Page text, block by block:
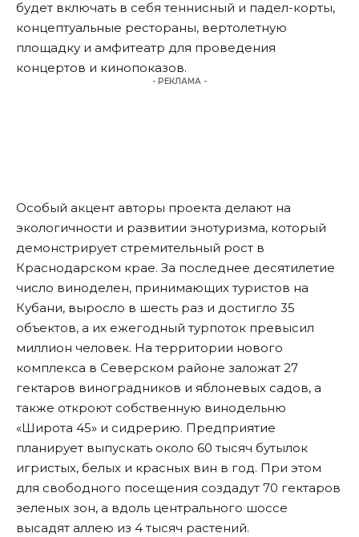
будет включать в себя теннисный и падел-корты,
концептуальные рестораны, вертолетную
площадку и амфитеатр для проведения
концертов и кинопоказов.
- РЕКЛАМА -
Особый акцент авторы проекта делают на
экологичности и развитии энотуризма, который
демонстрирует стремительный рост в
Краснодарском крае. За последнее десятилетие
число виноделен, принимающих туристов на
Кубани, выросло в шесть раз и достигло 35
объектов, а их ежегодный турпоток превысил
миллион человек. На территории нового
комплекса в Северском районе заложат 27
гектаров виноградников и яблоневых садов, а
также откроют собственную винодельню
«Широта 45» и сидрерию. Предприятие
планирует выпускать около 60 тысяч бутылок
игристых, белых и красных вин в год. При этом
для свободного посещения создадут 70 гектаров
зеленых зон, а вдоль центрального шоссе
высадят аллею из 4 тысяч растений.